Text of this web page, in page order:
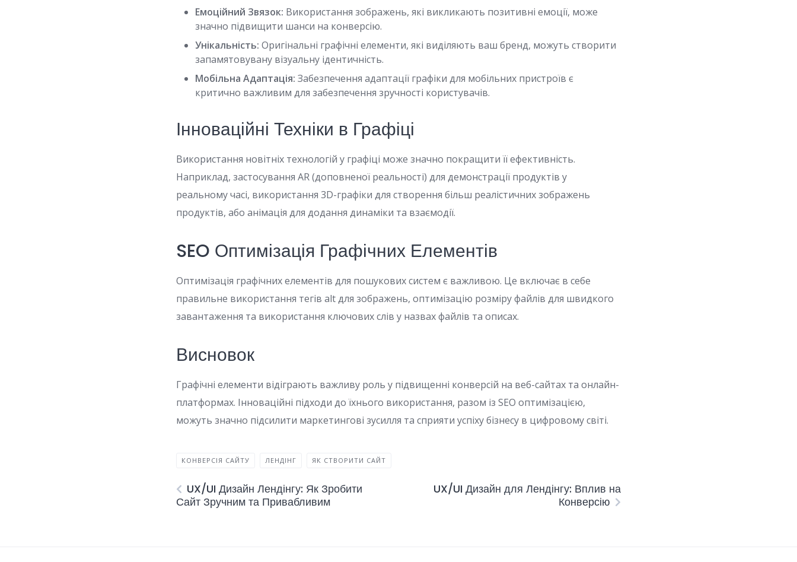
Емоційний Звязок: Використання зображень, які викликають позитивні емоції, може
значно підвищити шанси на конверсію.
Унікальність: Оригінальні графічні елементи, які виділяють ваш бренд, можуть створити
запамятовувану візуальну ідентичність.
Мобільна Адаптація: Забезпечення адаптації графіки для мобільних пристроїв є
критично важливим для забезпечення зручності користувачів.
Інноваційні Техніки в Графіці
Використання новітніх технологій у графіці може значно покращити її ефективність.
Наприклад, застосування AR (доповненої реальності) для демонстрації продуктів у
реальному часі, використання 3D-графіки для створення більш реалістичних зображень
продуктів, або анімація для додання динаміки та взаємодії.
SEO Оптимізація Графічних Елементів
Оптимізація графічних елементів для пошукових систем є важливою. Це включає в себе
правильне використання тегів alt для зображень, оптимізацію розміру файлів для швидкого
завантаження та використання ключових слів у назвах файлів та описах.
Висновок
Графічні елементи відіграють важливу роль у підвищенні конверсій на веб-сайтах та онлайн-
платформах. Інноваційні підходи до їхнього використання, разом із SEO оптимізацією,
можуть значно підсилити маркетингові зусилля та сприяти успіху бізнесу в цифровому світі.
КОНВЕРСІЯ САЙТУ ЛЕНДІНГ ЯК СТВОРИТИ САЙТ
UX/UI Дизайн Лендінгу: Як Зробити
Сайт Зручним та Привабливим
UX/UI Дизайн для Лендінгу: Вплив на
Конверсію